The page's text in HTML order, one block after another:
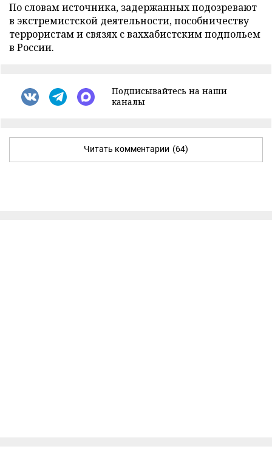
По словам источника, задержанных подозревают
в экстремистской деятельности, пособничеству
террористам и связях с ваххабистским подпольем
в России.
Подписывайтесь на наши
каналы
Читать комментарии (64)